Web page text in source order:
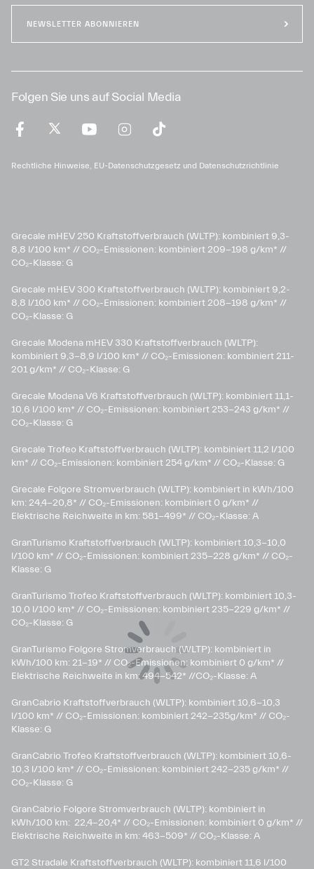
Folgen Sie uns auf Social Media
Rechtliche Hinweise, EU-Datenschutzgesetz und Datenschutzrichtlinie
NEWSLETTER ABONNIEREN
Grecale mHEV 250 Kraftstoffverbrauch (WLTP): kombiniert 9,3-
8,8 l/100 km* // CO₂-Emissionen: kombiniert 209-198 g/km* ​//
CO₂-Klasse: G
Grecale mHEV 300 Kraftstoffverbrauch (WLTP): kombiniert 9,2-
8,8 l/100 km* // CO₂-Emissionen: kombiniert 208-198 g/km* //
CO₂-Klasse: G
Grecale Modena mHEV 330 Kraftstoffverbrauch (WLTP):
kombiniert 9,3-8,9 l/100 km* // CO₂-Emissionen: kombiniert 211-
201 g/km* // CO₂-Klasse: G
Grecale Modena V6 Kraftstoffverbrauch (WLTP): kombiniert 11,1-
10,6 l/100 km* // CO₂-Emissionen: kombiniert 253-243 g/km* //
CO₂-Klasse: G
Grecale Trofeo Kraftstoffverbrauch (WLTP): kombiniert 11,2 l/100
km* // CO₂-Emissionen: kombiniert 254 g/km* // CO₂-Klasse: G
Grecale Folgore Stromverbrauch (WLTP): kombiniert in kWh/100
km: 24,4-20,8* // CO₂-Emissionen: kombiniert 0 g/km* //
Elektrische Reichweite in km: 581-499* // CO₂-Klasse: A
GranTurismo Kraftstoffverbrauch (WLTP): kombiniert 10,3-10,0
l/100 km* // CO₂-Emissionen: kombiniert 235-228 g/km* // CO₂-
Klasse: G
GranTurismo Trofeo Kraftstoffverbrauch (WLTP): kombiniert 10,3-
10,0 l/100 km* // CO₂-Emissionen: kombiniert 235-229 g/km* //
CO₂-Klasse: G
GranTurismo Folgore Stromverbrauch (WLTP): kombiniert in
kWh/100 km: 21-19* // CO₂-Emissionen: kombiniert 0 g/km* //
Elektrische Reichweite in km: 494-542* //CO₂-Klasse: A
GranCabrio Kraftstoffverbrauch (WLTP): kombiniert 10,6-10,3
l/100 km* // CO₂-Emissionen: kombiniert 242-235g/km* // CO₂-
Klasse: G
GranCabrio Trofeo Kraftstoffverbrauch (WLTP): kombiniert 10,6-
10,3 l/100 km* // CO₂-Emissionen: kombiniert 242-235 g/km* //
CO₂-Klasse: G
GranCabrio Folgore Stromverbrauch (WLTP): kombiniert in
kWh/100 km: 22,4-20,4* // CO₂-Emissionen: kombiniert 0 g/km* //
Elektrische Reichweite in km: 463-509* // CO₂-Klasse: A
GT2 Stradale Kraftstoffverbrauch (WLTP): kombiniert 11,6 l/100